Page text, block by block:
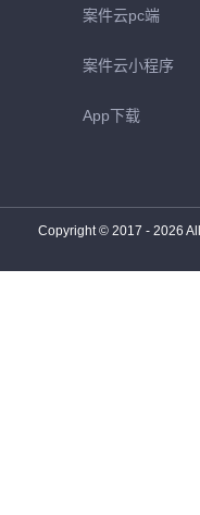
案件云pc端
案件云小程序
App下载
Copyright © 2017 - 2026